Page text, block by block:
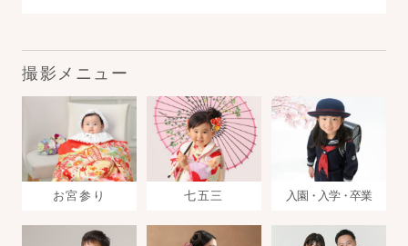
撮影メニュー
お宮参り 七五三 入園・入学・卒業